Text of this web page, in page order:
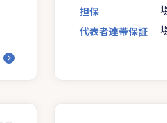
担保
代表者連帯保証